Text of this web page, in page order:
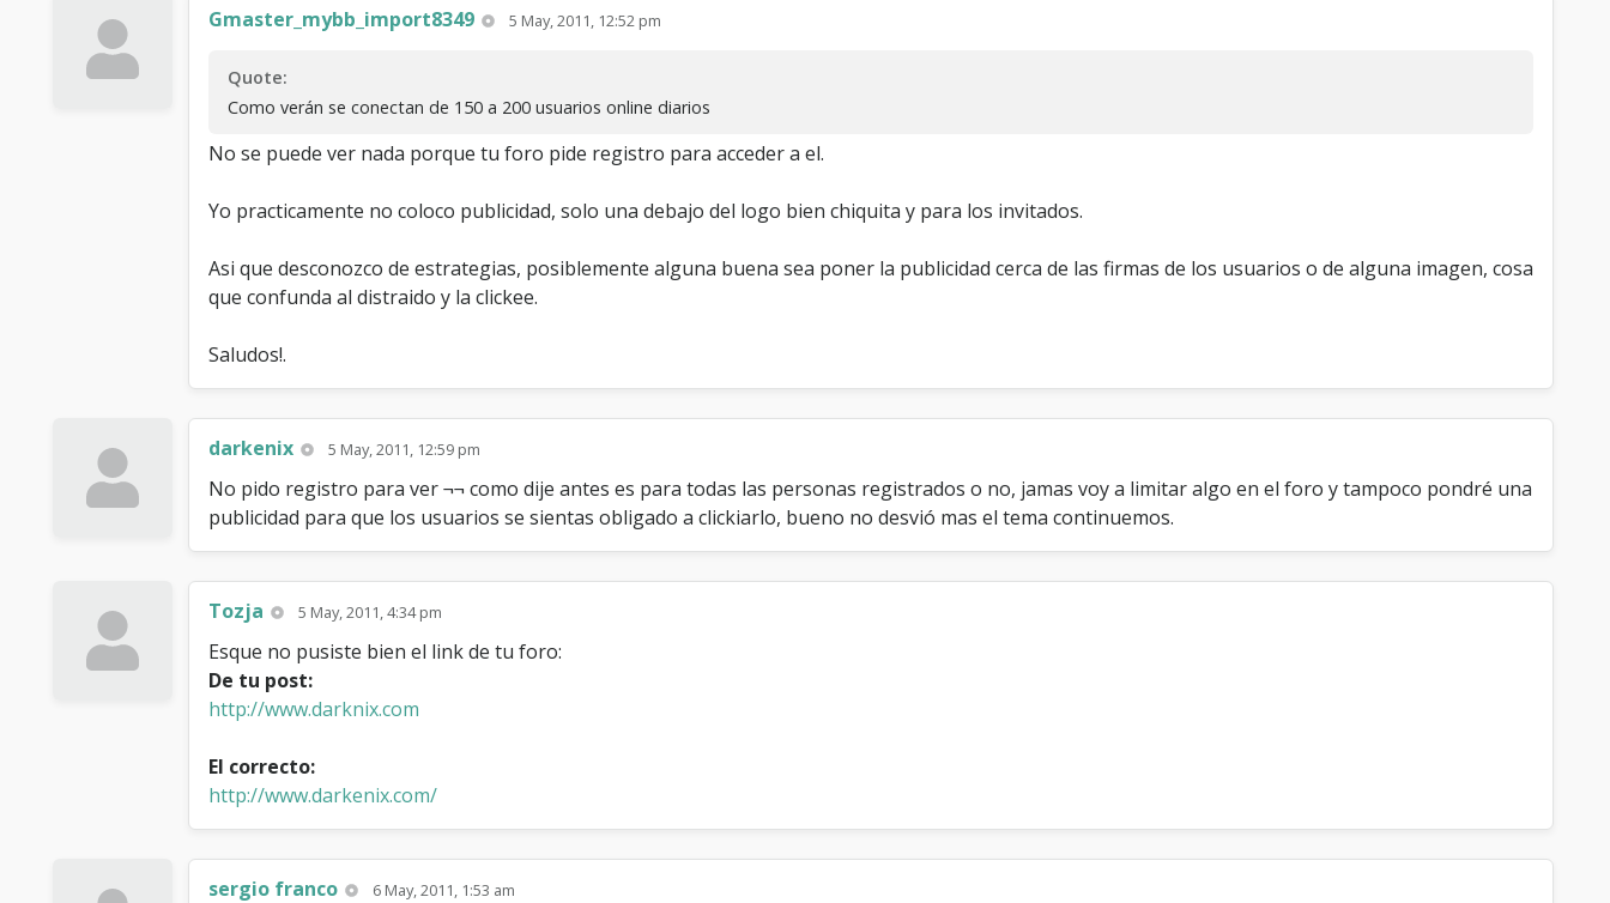
Gmaster_mybb_import8349 5 May, 2011, 12:52 pm
Quote:
Como verán se conectan de 150 a 200 usuarios online diarios
No se puede ver nada porque tu foro pide registro para acceder a el.
Yo practicamente no coloco publicidad, solo una debajo del logo bien chiquita y para los invitados.
Asi que desconozco de estrategias, posiblemente alguna buena sea poner la publicidad cerca de las firmas de los usuarios o de alguna imagen, cosa
que confunda al distraido y la clickee.
Saludos!.
darkenix 5 May, 2011, 12:59 pm
No pido registro para ver ¬¬ como dije antes es para todas las personas registrados o no, jamas voy a limitar algo en el foro y tampoco pondré una
publicidad para que los usuarios se sientas obligado a clickiarlo, bueno no desvió mas el tema continuemos.
Tozja 5 May, 2011, 4:34 pm
Esque no pusiste bien el link de tu foro:
De tu post:
http://www.darknix.com
El correcto:
http://www.darkenix.com/
sergio franco 6 May, 2011, 1:53 am